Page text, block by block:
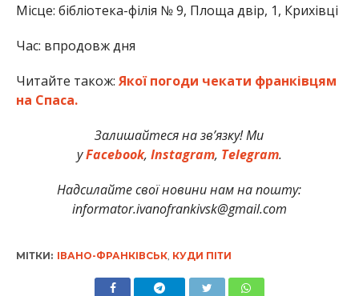
Місце: бібліотека-філія № 9, Площа двір, 1, Крихівці
Час: впродовж дня
Читайте також: Якої погоди чекати франківцям
на Спаса.
Залишайтеся на зв’язку! Ми
уFacebook, Instagram, Telegram.
Надсилайте свої новини нам на пошту:
informator.ivanofrankivsk@gmail.com
МІТКИ: ІВАНО-ФРАНКІВСЬК, КУДИ ПІТИ